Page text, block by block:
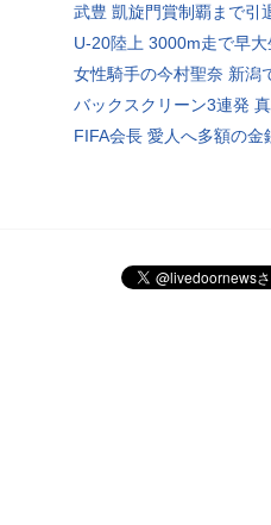
武豊 凱旋門賞制覇まで引
U-20陸上 3000m走で早大
女性騎手の今村聖奈 新潟
バックスクリーン3連発
FIFA会長 愛人へ多額の金